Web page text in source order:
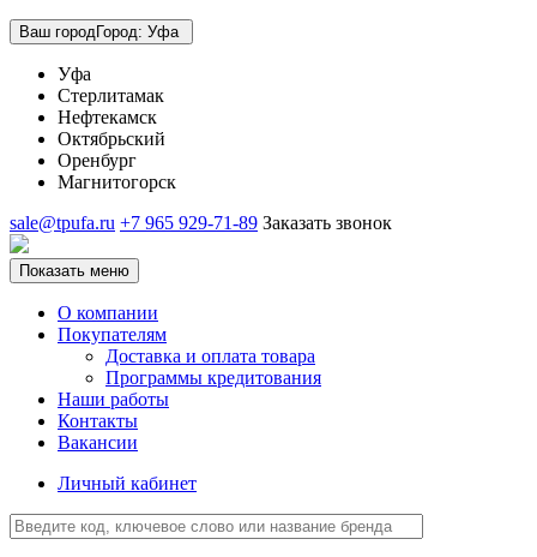
Ваш городГород: Уфа
Уфа
Стерлитамак
Нефтекамск
Октябрьский
Оренбург
Магнитогорск
sale@tpufa.ru +7 965 929-71-89 Заказать звонок
Показать меню
О компании
Покупателям
Доставка и оплата товара
Программы кредитования
Наши работы
Контакты
Вакансии
Личный кабинет